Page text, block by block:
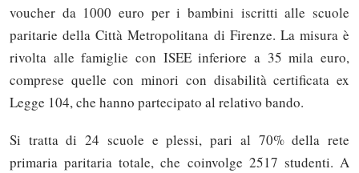
voucher da 1000 euro per i bambini iscritti alle scuole
paritarie della Città Metropolitana di Firenze. La misura è
rivolta alle famiglie con ISEE inferiore a 35 mila euro,
comprese quelle con minori con disabilità certificata ex
Legge 104, che hanno partecipato al relativo bando.
Si tratta di 24 scuole e plessi, pari al 70% della rete
primaria paritaria totale, che coinvolge 2517 studenti. A